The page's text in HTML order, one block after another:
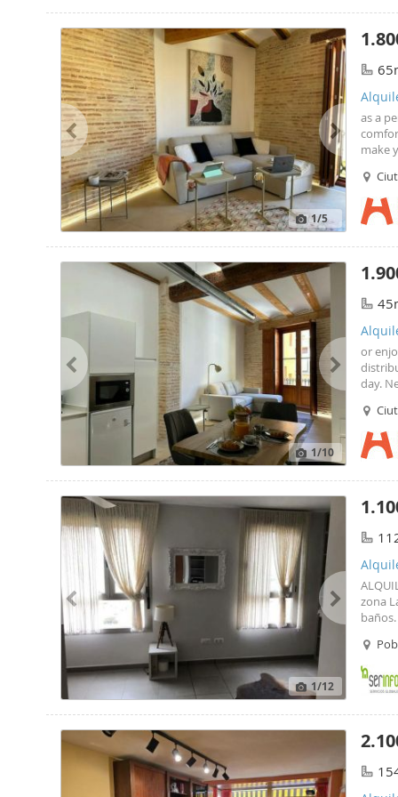
1/5
as a
make
1/10
or
day.
walk
1/12
zona